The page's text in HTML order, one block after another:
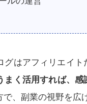
グはアフィリエイ
まく活用すれば、
、副業の視野を広